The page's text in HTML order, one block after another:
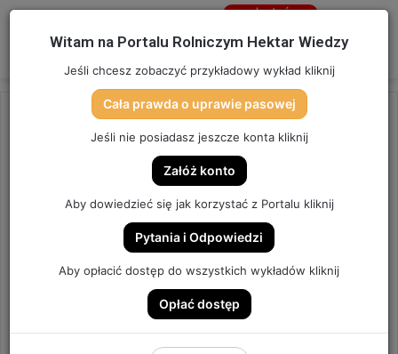
Menu
Jesteś
Strona główna/OSTATNIO DODANE
ZŁAP NAWOZEM KAŻDĄ
KROPLĘ WODY! | SZYBKA
PORADA #210
SZYBKA PORADA #210
Witam na Portalu Rolniczym Hektar Wiedzy
Jeśli chcesz zobaczyć przykładowy wykład kliknij
Cała prawda o uprawie pasowej
Jeśli nie posiadasz jeszcze konta kliknij
Załóż konto
Aby dowiedzieć się jak korzystać z Portalu kliknij
Pytania i Odpowiedzi
Aby opłacić dostęp do wszystkich wykładów kliknij
Opłać dostęp